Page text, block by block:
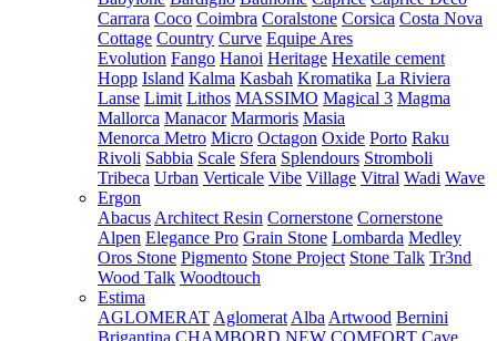
Carrara Coco Coimbra Coralstone Corsica Costa Nova
Cottage Country Curve Equipe Ares
Evolution Fango Hanoi Heritage Hexatile cement
Hopp Island Kalma Kasbah Kromatika La Riviera
Lanse Limit Lithos MASSIMO Magical 3 Magma
Mallorca Manacor Marmoris Masia
Menorca Metro Micro Octagon Oxide Porto Raku
Rivoli Sabbia Scale Sfera Splendours Stromboli
Tribeca Urban Verticale Vibe Village Vitral Wadi Wave
Ergon
Abacus Architect Resin Cornerstone Cornerstone
Alpen Elegance Pro Grain Stone Lombarda Medley
Oros Stone Pigmento Stone Project Stone Talk Tr3nd
Wood Talk Woodtouch
Estima
AGLOMERAT Aglomerat Alba Artwood Bernini